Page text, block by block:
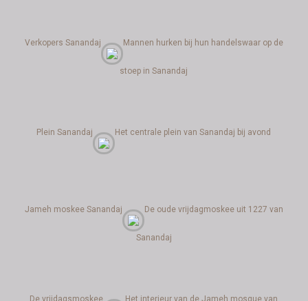
Verkopers Sanandaj Mannen hurken bij hun handelswaar op de
stoep in Sanandaj
Plein Sanandaj Het centrale plein van Sanandaj bij avond
Jameh moskee Sanandaj De oude vrijdagmoskee uit 1227 van
Sanandaj